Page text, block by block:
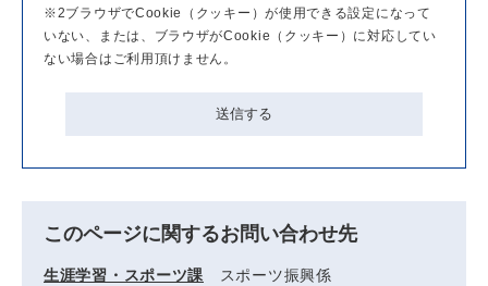
※2ブラウザでCookie（クッキー）が使用できる設定になって
いない、または、ブラウザがCookie（クッキー）に対応してい
ない場合はご利用頂けません。
このページに関するお問い合わせ先
生涯学習・スポーツ課 スポーツ振興係